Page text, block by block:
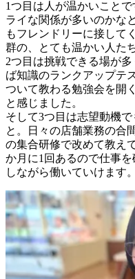
1つ目は人が温かいこと
ライな関係が多いのかな
もフレンドリーに接して
群の、とても温かい人た
2つ目は挑戦できる場が
ば知識のランクアップテ
ついて教わる勉強会を開
と感じました。
そして3つ目は志望動機
と。日々の店舗業務の合
の集合研修で改めて教え
か月に1回あるので仕事
しながら働いていけます。